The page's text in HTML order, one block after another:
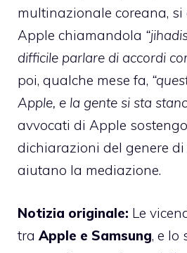
multinazionale coreana, si
Apple chiamandola
difficile parlare di accordi
poi, qualche mese fa,
Apple, e la gente si sta
avvocati di Apple
dichiarazioni del genere di
aiutano la mediazione.
Notizia originale: Le
tra Apple e Samsung, e lo